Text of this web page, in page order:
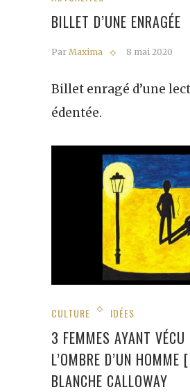
BILLET D’UNE ENRAGÉE
Par Maxima 8 mai 2020
Billet enragé d’une
édentée.
CULTURE IDÉES
3 FEMMES AYANT VÉCU
L’OMBRE D’UN
BLANCHE CALLOWAY